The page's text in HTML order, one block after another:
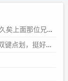
集_沉冰浮水_我也是触宝以后苦于没有趁手的14键五笔键盘久矣上面那位兄台用的百度双键点划布局我也用过很久，那个皮肤做得很粗糙，个别键位的触发区域是错位的，快速打字时很容易出错，修改它的皮肤文件校正后勉强能用，但早年出的皮肤分辨率太低，实在谈不上美观。百度小米定制版的商店里有一个"小黑板"皮肤还不错(百度官方输入法商店里没有)，但那个风格我不喜欢这两天找到了一个叫"森林集"的公众号，开发了海量的皮肤，很多都有14键版本，付费但很便宜，几块钱，终于有自己满意的输入法了搜了一下，这个工作室还是百度的官方合作伙伴，不知道为什么14键作品都不在官方商店上架，难道是百度官方在刻意放弃14键？
我电脑小狼毫，安卓手机百度五笔，皮肤用的双键点划，挺好的。